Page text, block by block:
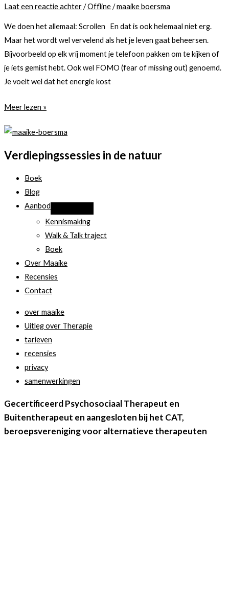
Laat een reactie achter/Offline/maaike boersma
We doen het allemaal: Scrollen En dat is ook helemaal niet erg.
Maar het wordt wel vervelend als het je leven gaat beheersen.
Bijvoorbeeld op elk vrij moment je telefoon pakken om te kijken of
je iets gemist hebt. Ook wel FOMO (fear of missing out) genoemd.
Je voelt wel dat het energie kost
5
om
smartphone
gebruik
minderen
Meer lezen »
Verdiepingssessies in de natuur
Boek
Blog
Aanbod
Kennismaking
Walk & Talk traject
Boek
Over Maaike
Recensies
Contact
over maaike
Uitleg over Therapie
tarieven
recensies
privacy
samenwerkingen
Gecertificeerd Psychosociaal Therapeut en
Buitentherapeut en aangesloten bij het CAT,
beroepsvereniging voor alternatieve therapeuten